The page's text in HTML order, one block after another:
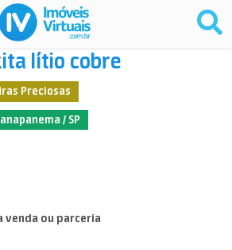
lítio cobre
Preciosas
/ SP
venda ou parceria